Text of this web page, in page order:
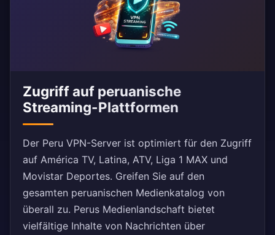
Zugriff auf peruanische
Streaming-Plattformen
Der Peru VPN-Server ist optimiert für den Zugriff
auf América TV, Latina, ATV, Liga 1 MAX und
Movistar Deportes. Greifen Sie auf den
gesamten peruanischen Medienkatalog von
überall zu. Perus Medienlandschaft bietet
vielfältige Inhalte von Nachrichten über